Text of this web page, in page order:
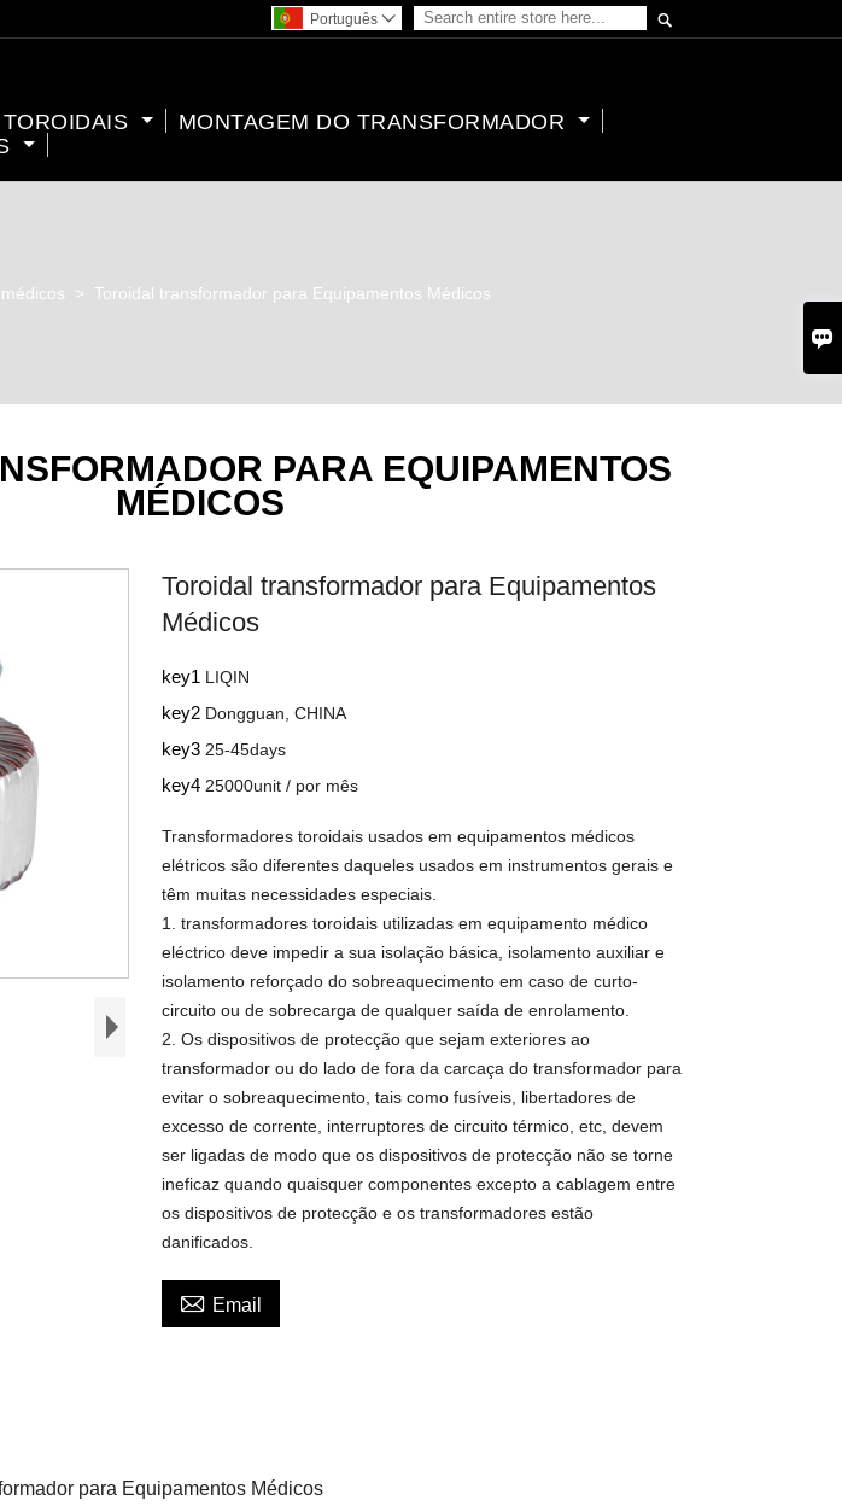


Português 
MONTAGEM DO TRANSFORMADOR
> Toroidal transformador para Equipamentos Médicos
PARA EQUIPAMENTOS
MÉDICOS
Toroidal transformador para Equipamentos
Médicos
key1 LIQIN
key2 Dongguan, CHINA
key325-45days
key425000unit / por mês
Transformadores toroidais usados em equipamentos médicos
elétricos são diferentes daqueles usados em instrumentos gerais e
têm muitas necessidades especiais.
1. transformadores toroidais utilizadas em equipamento médico
eléctrico deve impedir a sua isolação básica, isolamento auxiliar e
isolamento reforçado do sobreaquecimento em caso de curto-
circuito ou de sobrecarga de qualquer saída de enrolamento.
2. Os dispositivos de protecção que sejam exteriores ao
transformador ou do lado de fora da carcaça do transformador para
evitar o sobreaquecimento, tais como fusíveis, libertadores de
excesso de corrente, interruptores de circuito térmico, etc, devem
ser ligadas de modo que os dispositivos de protecção não se torne
ineficaz quando quaisquer componentes excepto a cablagem entre
os dispositivos de protecção e os transformadores estão
danificados.
 Email
para Equipamentos Médicos